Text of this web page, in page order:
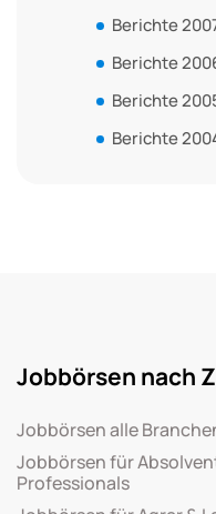
Berichte
Berichte
Berichte
Berichte
Jobbörsen nach
Jobbörsen alle
Jobbörsen für
Professionals